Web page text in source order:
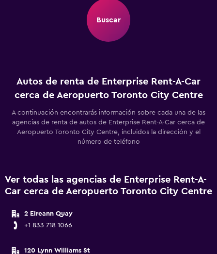
Buscar
Autos de renta de Enterprise Rent-A-Car
cerca de Aeropuerto Toronto City Centre
A continuación encontrarás información sobre cada una de las
agencias de renta de autos de Enterprise Rent-A-Car cerca de
Aeropuerto Toronto City Centre, incluidos la dirección y el
número de teléfono
Ver todas las agencias de Enterprise Rent-A-
Car cerca de Aeropuerto Toronto City Centre
2 Eireann Quay
+1 833 718 1066
120 Lynn Williams St